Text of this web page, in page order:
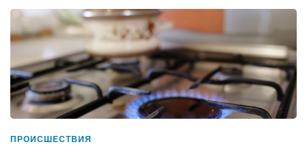
ПРОИСШЕСТВИЯ